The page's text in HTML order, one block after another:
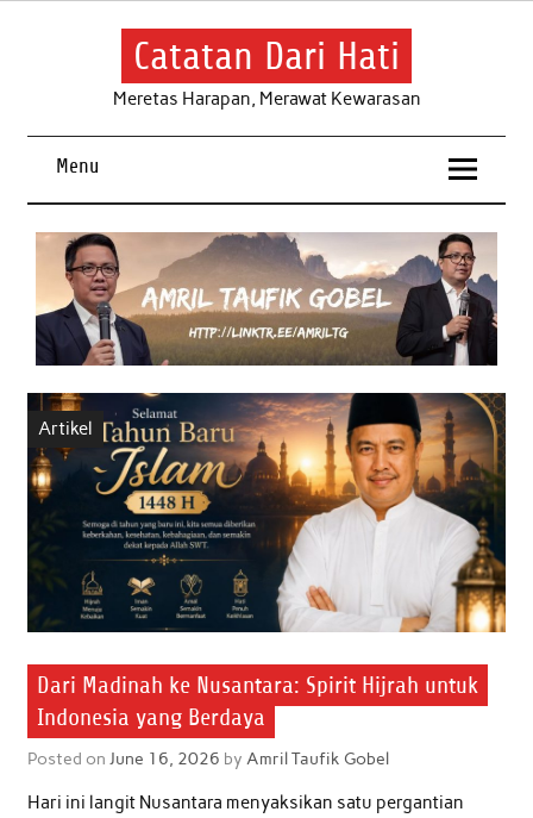
Skip
Catatan Dari Hati
Meretas Harapan, Merawat Kewarasan
Menu
Artikel
Dari Madinah ke Nusantara: Spirit Hijrah untuk
Indonesia yang Berdaya
Posted on June 16, 2026 by Amril Taufik Gobel
Hari ini langit Nusantara menyaksikan satu pergantian